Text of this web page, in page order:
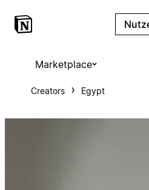
Marketplace
Creators Egypt